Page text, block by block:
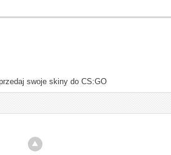
swoje skiny do CS:GO